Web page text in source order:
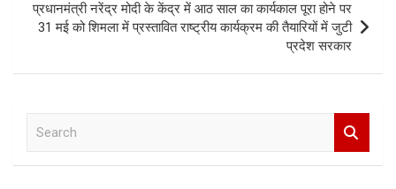
प्रधानमंत्री नरेंद्र मोदी के केंद्र में आठ साल का कार्यकाल पूरा होने पर
31 मई को शिमला में प्रस्तावित राष्ट्रीय कार्यक्रम की तैयारियों में जुटी
प्रदेश सरकार